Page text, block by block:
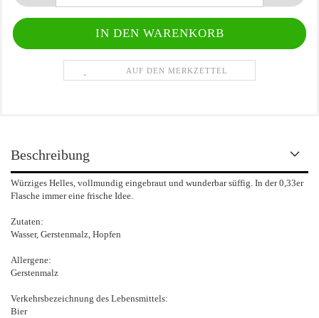
AUF DEN MERKZETTEL
Beschreibung
Würziges Helles, vollmundig eingebraut und wunderbar süffig. In der 0,33er
Flasche immer eine frische Idee.
Zutaten:
Wasser, Gerstenmalz, Hopfen
Allergene:
Gerstenmalz
Verkehrsbezeichnung des Lebensmittels:
Bier